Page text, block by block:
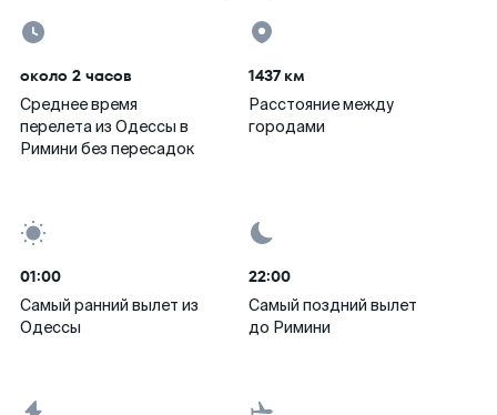
около 2 часов
Среднее время
перелета из Одессы в
Римини без пересадок
1437 км
Расстояние между
городами
01:00
Самый ранний вылет из
Одессы
22:00
Самый поздний вылет
до Римини